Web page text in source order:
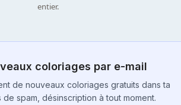
entier.
coloriages par e-mail
de nouveaux coloriages gratuits dans ta
de spam, désinscription à tout moment.